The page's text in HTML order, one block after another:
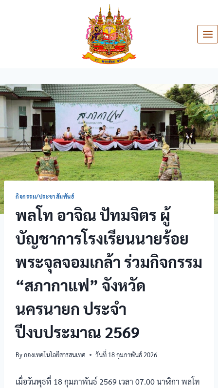
กิจกรรม/ประชาสัมพันธ์
พลโท อาจิณ ปัทมจิตร ผู้
บัญชาการโรงเรียนนายร้อย
พระจุลจอมเกล้า ร่วมกิจกรรม
“สภากาแฟ” จังหวัด
นครนายก ประจำ
ปีงบประมาณ 2569
Byกองเทคโนโลยีสารสนเทศ วันที่ 18 กุมภาพันธ์ 2026
เมื่อวันพุธที่ 18 กุมภาพันธ์ 2569 เวลา 07.00 นาฬิกา พลโท